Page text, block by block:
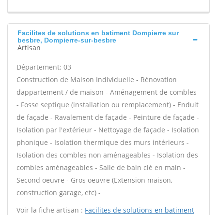
Facilites de solutions en batiment Dompierre sur
besbre, Dompierre-sur-besbre
Artisan
Département: 03
Construction de Maison Individuelle - Rénovation
dappartement / de maison - Aménagement de combles
- Fosse septique (installation ou remplacement) - Enduit
de façade - Ravalement de façade - Peinture de façade -
Isolation par l'extérieur - Nettoyage de façade - Isolation
phonique - Isolation thermique des murs intérieurs -
Isolation des combles non aménageables - Isolation des
combles aménageables - Salle de bain clé en main -
Second oeuvre - Gros oeuvre (Extension maison,
construction garage, etc) -
Voir la fiche artisan : Facilites de solutions en batiment